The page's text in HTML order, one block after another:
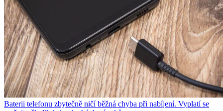
Baterii telefonu zbytečně ničí běžná chyba při nabíjení. Vyplatí se